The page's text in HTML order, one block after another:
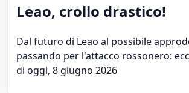
Leao, crollo drastico!
Dal futuro di Leao al possibile
passando per l'attacco rossonero:
di oggi, 8 giugno 2026